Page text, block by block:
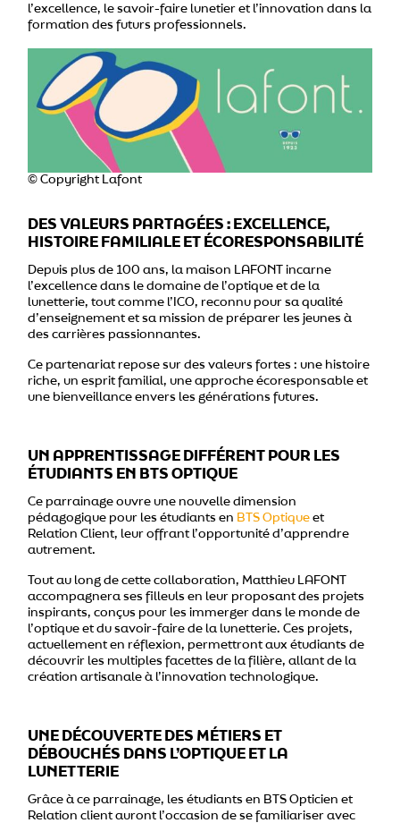
l’excellence, le savoir-faire lunetier et l’innovation dans la
formation des futurs professionnels.
© Copyright Lafont
DES VALEURS PARTAGÉES : EXCELLENCE,
HISTOIRE FAMILIALE ET ÉCORESPONSABILITÉ
Depuis plus de 100 ans, la maison LAFONT incarne
l’excellence dans le domaine de l’optique et de la
lunetterie, tout comme l’ICO, reconnu pour sa qualité
d’enseignement et sa mission de préparer les jeunes à
des carrières passionnantes.
Ce partenariat repose sur des valeurs fortes : une histoire
riche, un esprit familial, une approche écoresponsable et
une bienveillance envers les générations futures.
UN APPRENTISSAGE DIFFÉRENT POUR LES
ÉTUDIANTS EN BTS OPTIQUE
Ce parrainage ouvre une nouvelle dimension
pédagogique pour les étudiants en BTS Optique et
Relation Client, leur offrant l’opportunité d’apprendre
autrement.
Tout au long de cette collaboration, Matthieu LAFONT
accompagnera ses filleuls en leur proposant des projets
inspirants, conçus pour les immerger dans le monde de
l’optique et du savoir-faire de la lunetterie. Ces projets,
actuellement en réflexion, permettront aux étudiants de
découvrir les multiples facettes de la filière, allant de la
création artisanale à l’innovation technologique.
UNE DÉCOUVERTE DES MÉTIERS ET
DÉBOUCHÉS DANS L’OPTIQUE ET LA
LUNETTERIE
Grâce à ce parrainage, les étudiants en BTS Opticien et
Relation client auront l’occasion de se familiariser avec